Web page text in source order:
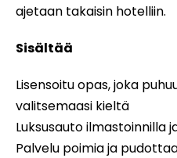
ajetaan takaisin hotelliin.
Sisältää
Lisensoitu opas, joka
valitsemaasi kieltä
Luksusauto ilmastoinnilla
Palvelu poimia ja